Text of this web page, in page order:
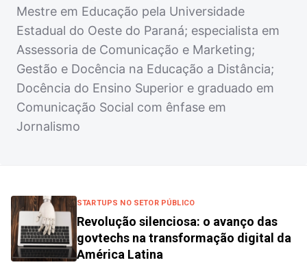
Mestre em Educação pela Universidade
Estadual do Oeste do Paraná; especialista em
Assessoria de Comunicação e Marketing;
Gestão e Docência na Educação a Distância;
Docência do Ensino Superior e graduado em
Comunicação Social com ênfase em
Jornalismo
STARTUPS NO SETOR PÚBLICO
Revolução silenciosa: o avanço das
govtechs na transformação digital da
América Latina